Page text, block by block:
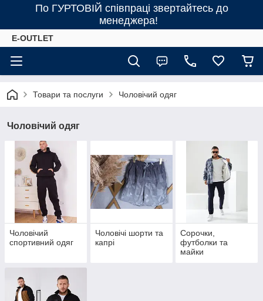
По ГУРТОВІЙ співпраці звертайтесь до
менеджера!
E-OUTLET
Товари та послуги Чоловічий одяг
Чоловічий одяг
Чоловічий
спортивний одяг
Чоловічі шорти та
капрі
Сорочки,
футболки та
майки